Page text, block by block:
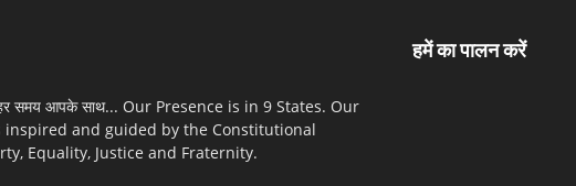
समय आपके साथ... Our Presence is in 9 States. Our
inspired and guided by the Constitutional
Equality, Justice and Fraternity.
हमें का पालन करें